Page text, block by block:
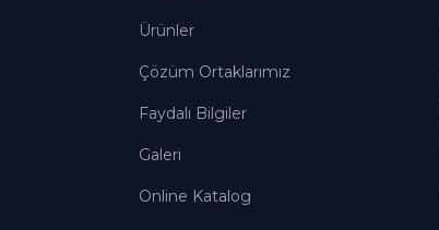
Ürünler
Çözüm Ortaklarımız
Faydalı Bilgiler
Galeri
Online Katalog